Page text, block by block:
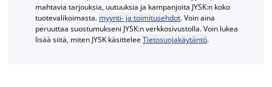
mahtavia tarjouksia, uutuuksia ja kampanjoita JYSK:n koko
tuotevalikoimasta. myynti- ja toimitusehdot. Voin aina
peruuttaa suostumukseni JYSK:n verkkosivustolla. Voin lukea
lisää siitä, miten JYSK käsitteleeTietosuojakäytäntö.